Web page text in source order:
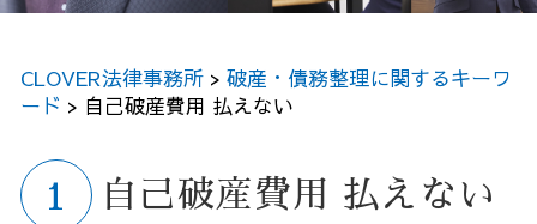
CLOVER法律事務所 > 破産・債務整理に関するキーワ
ード > 自己破産費用 払えない
自己破産費用 払えない